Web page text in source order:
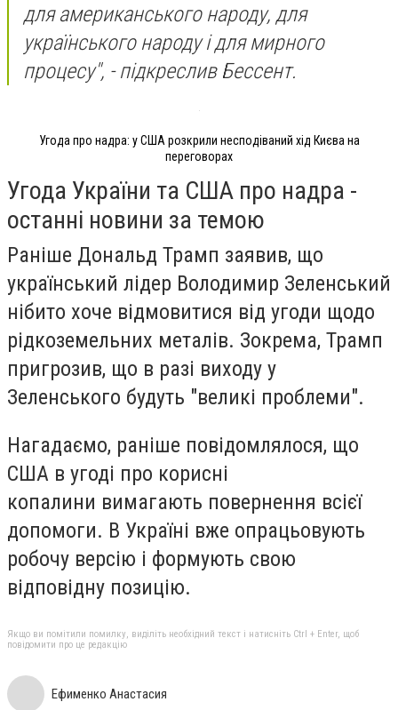
для американського народу, для
українського народу і для мирного
процесу", - підкреслив Бессент.
Угода про надра: у США розкрили несподіваний хід Києва на
переговорах
Угода України та США про надра -
останні новини за темою
Раніше Дональд Трамп заявив, що
український лідер Володимир Зеленський
нібито хоче відмовитися від угоди щодо
рідкоземельних металів. Зокрема, Трамп
пригрозив, що в разі виходу у
Зеленського будуть "великі проблеми".
Нагадаємо, раніше повідомлялося, що
США в угоді про корисні
копалини вимагають повернення всієї
допомоги. В Україні вже опрацьовують
робочу версію і формують свою
відповідну позицію.
Якщо ви помітили помилку, виділіть необхідний текст і натисніть Ctrl + Enter, щоб
повідомити про це редакцію
Ефименко Анастасия